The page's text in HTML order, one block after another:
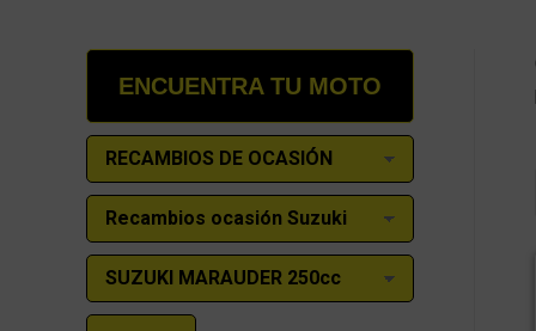
ENCUENTRA TU MOTO